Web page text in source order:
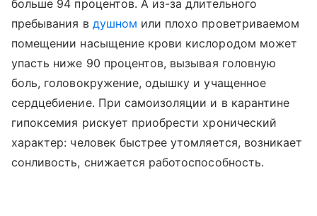
больше 94 процентов. А из-за длительного
пребывания в душном или плохо проветриваемом
помещении насыщение крови кислородом может
упасть ниже 90 процентов, вызывая головную
боль, головокружение, одышку и учащенное
сердцебиение. При самоизоляции и в карантине
гипоксемия рискует приобрести хронический
характер: человек быстрее утомляется, возникает
сонливость, снижается работоспособность.